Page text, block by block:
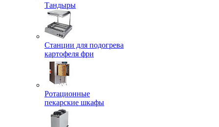
Тандыры
Станции для подогрева
картофеля фри
Ротационные
пекарские шкафы